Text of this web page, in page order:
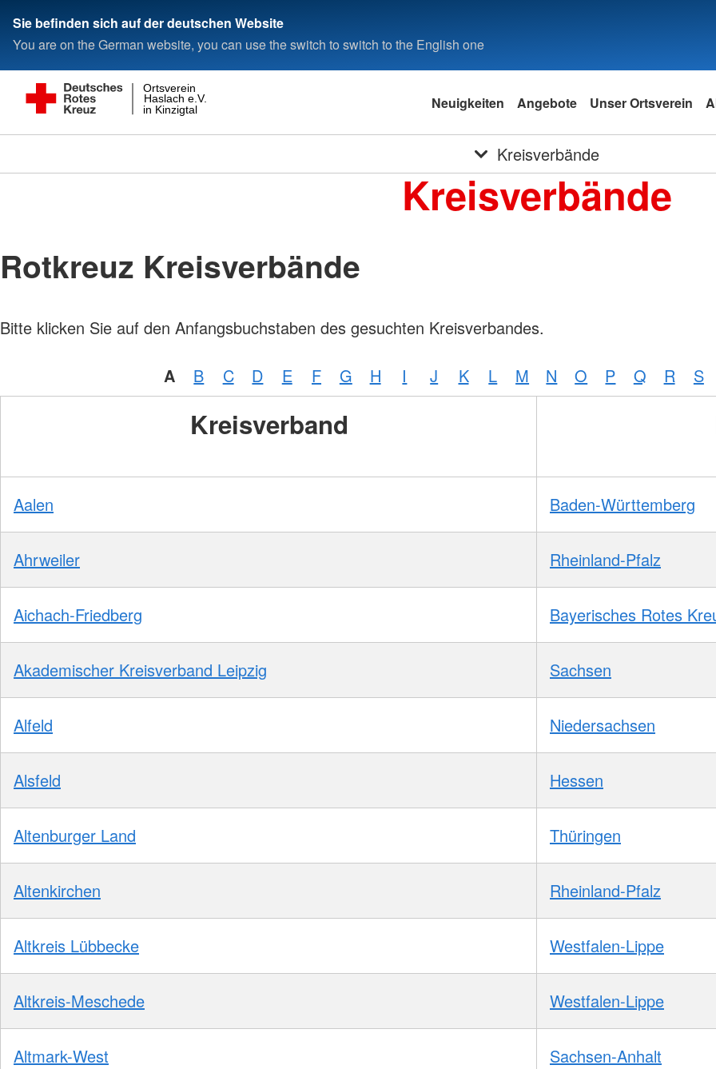
Sie befinden sich auf der deutschen Website
You are on the German website, you can use the switch to switch to the English one
in Kinzigtal
Haslach e.V.
Ortsverein
Neuigkeiten Angebote Unser Ortsverein
Kreisverbände
Kreisverbände
Rotkreuz Kreisverbände
Bitte klicken Sie auf den Anfangsbuchstaben des gesuchten Kreisverbandes.
A B C D E F G H I J K L M N O P Q R S
Kreisverband
Aalen Baden-Württemberg
Ahrweiler Rheinland-Pfalz
Aichach-Friedberg Bayerisches Rotes
Akademischer Kreisverband Leipzig Sachsen
Alfeld Niedersachsen
Alsfeld Hessen
Altenburger Land Thüringen
Altenkirchen Rheinland-Pfalz
Altkreis Lübbecke Westfalen-Lippe
Altkreis-Meschede Westfalen-Lippe
Altmark-West Sachsen-Anhalt